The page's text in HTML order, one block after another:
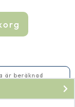
är beräknad